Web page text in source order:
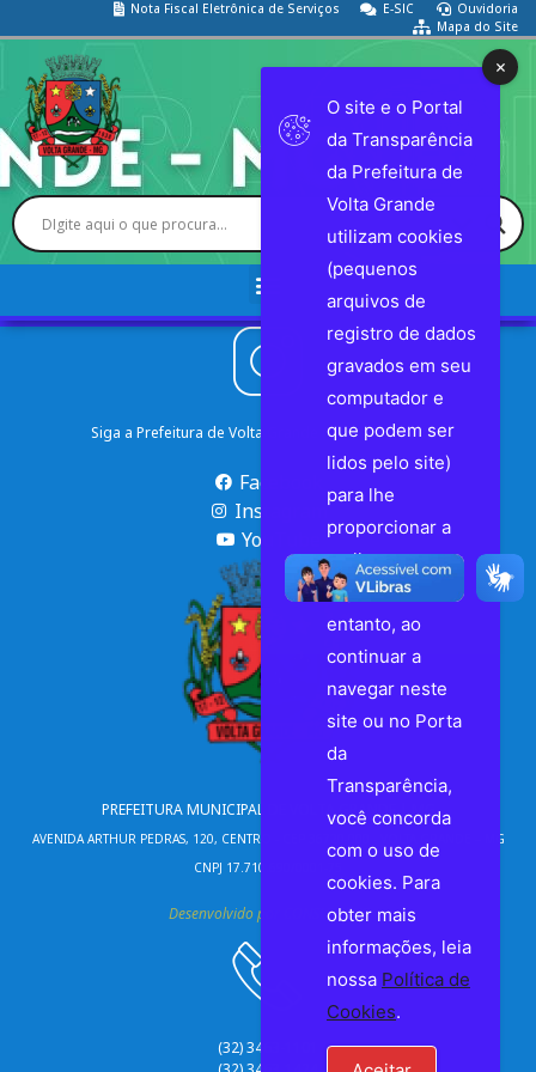
Nota Fiscal Eletrônica de Serviços E-SIC
Ouvidoria
Mapa do Site
Siga a Prefeitura de Volta Grande nas Redes Sociais
Facebook
Instagram
YouTube
PREFEITURA MUNICIPAL DE VOLTA GRANDE | MG
AVENIDA ARTHUR PEDRAS, 120, CENTRO - CEP 36720-000 - VOLTA GRANDE – MG
CNPJ 17.710.690/0001-75
Desenvolvido por CONSULPLUS
(32) 3463-1101
O site e o Portal
da Transparência
da Prefeitura de
Volta Grande
utilizam cookies
(pequenos
arquivos de
registro de dados
gravados em seu
computador e
que podem ser
lidos pelo site)
para lhe
proporcionar a
melhor
experiência. No
entanto, ao
continuar a
navegar neste
site ou no Porta
da
Transparência,
você concorda
com o uso de
cookies. Para
obter mais
informações, leia
nossa Política de
Cookies.